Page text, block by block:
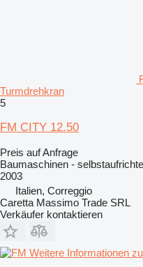
Turmdrehkran
5
FM CITY 12.50
Preis auf Anfrage
Baumaschinen -
2003
Italien, Correggio
Caretta Massimo Trade SRL
Verkäufer kontaktieren
Weitere Informationen